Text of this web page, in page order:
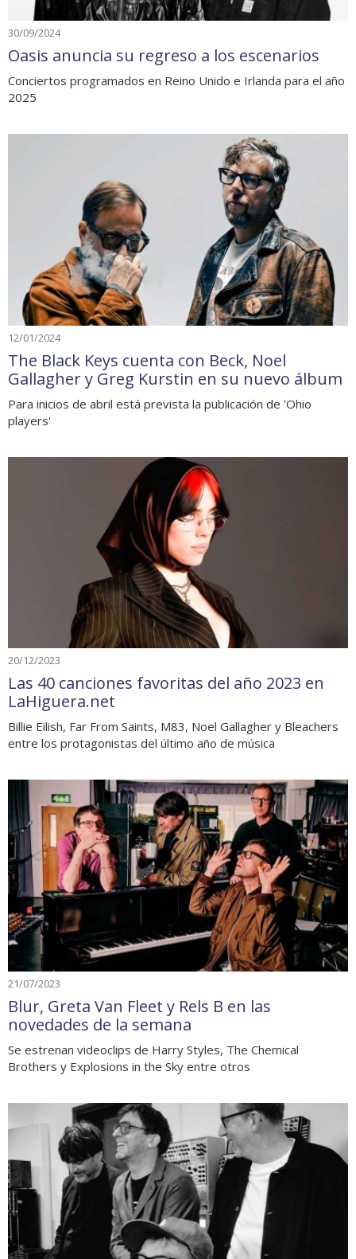
30/09/2024
Oasis anuncia su regreso a los escenarios
Conciertos programados en Reino Unido e Irlanda para el año
2025
12/01/2024
The Black Keys cuenta con Beck, Noel
Gallagher y Greg Kurstin en su nuevo álbum
Para inicios de abril está prevista la publicación de 'Ohio
players'
20/12/2023
Las 40 canciones favoritas del año 2023 en
LaHiguera.net
Billie Eilish, Far From Saints, M83, Noel Gallagher y Bleachers
entre los protagonistas del último año de música
21/07/2023
Blur, Greta Van Fleet y Rels B en las
novedades de la semana
Se estrenan videoclips de Harry Styles, The Chemical
Brothers y Explosions in the Sky entre otros